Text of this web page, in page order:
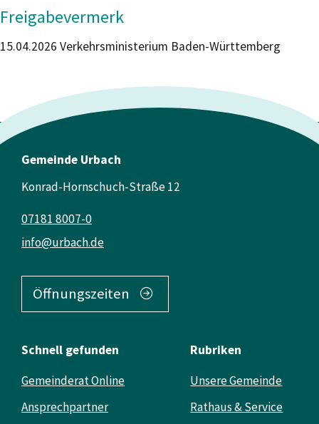
Freigabevermerk
15.04.2026 Verkehrsministerium Baden-Württemberg
Gemeinde Urbach
Konrad-Hornschuch-Straße 12
info@urbach.de
07181 8007-0
Öffnungszeiten
Schnell gefunden
Gemeinderat Online
Ansprechpartner
Rubriken
Unsere Gemeinde
Rathaus & Service